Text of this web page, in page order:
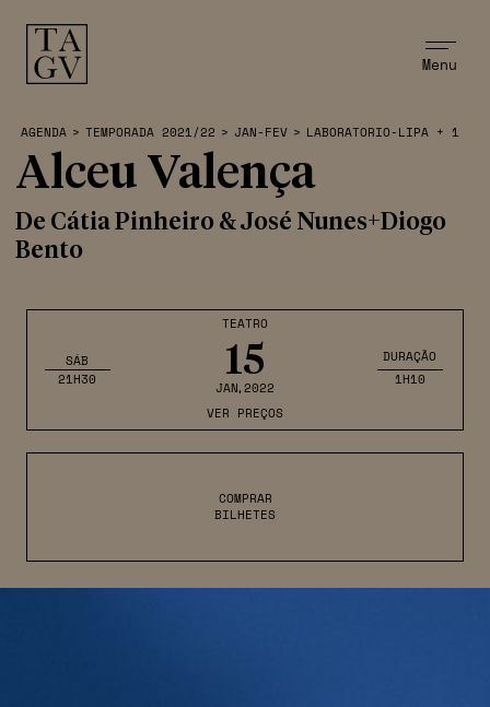
Menu
TEATRO
15
JAN,2022
SÁB
21H30
DURAÇÃO
1H10
VER PREÇOS
COMPRAR
BILHETES
AGENDA > TEMPORADA 2021/22 > JAN-FEV > LABORATORIO-LIPA + 1
Alceu Valença
De Cátia Pinheiro & José Nunes+Diogo
Bento